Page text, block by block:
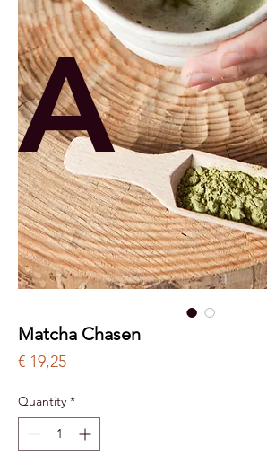
A
Matcha Chasen
€ 19,25Price
Quantity *